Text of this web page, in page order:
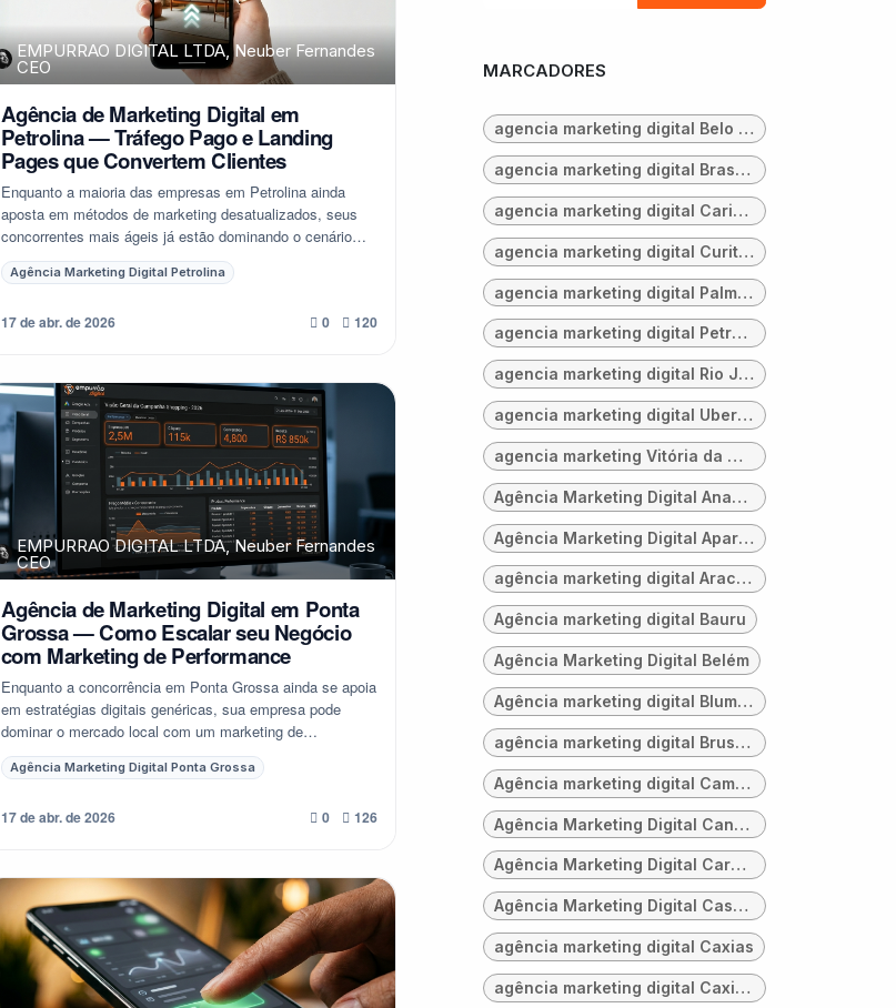
EMPURRAO DIGITAL LTDA, Neuber Fernandes
CEO
Agência de Marketing Digital em
Petrolina — Tráfego Pago e Landing
Pages que Convertem Clientes
Enquanto a maioria das empresas em Petrolina ainda
aposta em métodos de marketing desatualizados, seus
concorrentes mais ágeis já estão dominando o cenário
digital. Você está perdendo clientes potenci...
Agência Marketing Digital Petrolina
17 de abr. de 2026 0 120
EMPURRAO DIGITAL LTDA, Neuber Fernandes
CEO
Agência de Marketing Digital em Ponta
Grossa — Como Escalar seu Negócio
com Marketing de Performance
Enquanto a concorrência em Ponta Grossa ainda se apoia
em estratégias digitais genéricas, sua empresa pode
dominar o mercado local com um marketing de
performance que entrega resultados mensuráveis. A...
Agência Marketing Digital Ponta Grossa
17 de abr. de 2026 0 126
MARCADORES
agencia marketing digital Belo Horizonte
agencia marketing digital Brasilia
agencia marketing digital Cariacica
agencia marketing digital Curitiba
agencia marketing digital Palmas
agencia marketing digital Petrópolis
agencia marketing digital Rio Janeiro
agencia marketing digital Uberaba
agencia marketing Vitória da Conquista
Agência Marketing Digital Ananindeua
Agência Marketing Digital Aparecida Goiânia
agência marketing digital Aracaju
Agência marketing digital Bauru
Agência Marketing Digital Belém
Agência marketing digital Blumenau
agência marketing digital Brusque
Agência marketing digital Campinas
Agência Marketing Digital Canoas
Agência Marketing Digital Carapicuíba
Agência Marketing Digital Cascavel
agência marketing digital Caxias
agência marketing digital Caxias do Sul